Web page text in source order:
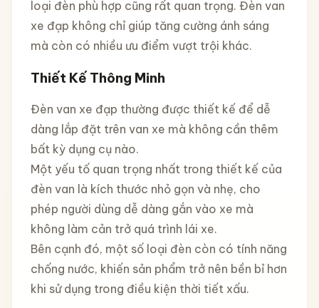
loại đèn phù hợp cũng rất quan trọng. Đèn van
xe đạp không chỉ giúp tăng cường ánh sáng
mà còn có nhiều ưu điểm vượt trội khác.
Thiết Kế Thông Minh
Đèn van xe đạp thường được thiết kế để dễ
dàng lắp đặt trên van xe mà không cần thêm
bất kỳ dụng cụ nào.
Một yếu tố quan trọng nhất trong thiết kế của
đèn van là kích thước nhỏ gọn và nhẹ, cho
phép người dùng dễ dàng gắn vào xe mà
không làm cản trở quá trình lái xe.
Bên cạnh đó, một số loại đèn còn có tính năng
chống nước, khiến sản phẩm trở nên bền bỉ hơn
khi sử dụng trong điều kiện thời tiết xấu.